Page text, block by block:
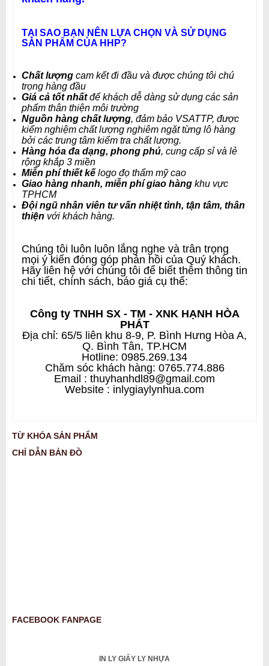
TẠI SAO BẠN NÊN LỰA CHỌN VÀ SỬ DỤNG
SẢN PHẨM CỦA HHP?
Chất lượng cam kết đi đầu và được chúng tôi chú
trọng hàng đầu
Giá cả tốt nhấtđể khách dễ dàng sử dụng các sản
phẩm thân thiện môi trường
Nguồn hàng chất lượng, đảm bảo VSATTP, được
kiểm nghiệm chất lượng nghiêm ngặt từng lô hàng
bởi các trung tâm kiểm tra chất lượng.
Hàng hóa đa dạng, phong phú, cung cấp sỉ và lẻ
rộng khắp 3 miền
Miễn phí thiết kế logo đọ thẩm mỹ cao
Giao hàng nhanh, miễn phí giao hàng khu vực
TPHCM
Đội ngũ nhân viên tư vấn nhiệt tình, tận tâm, thân
thiện với khách hàng.
Chúng tôi luôn luôn lắng nghe và trân trọng
mọi ý kiến đóng góp phản hồi của Quý khách.
Hãy liên hệ với chúng tôi để biết thêm thông tin
chi tiết, chính sách, báo giá cụ thể:
Công ty TNHH SX - TM - XNK HẠNH HÒA
PHÁT
Địa chỉ: 65/5 liên khu 8-9, P. Bình Hưng Hòa A,
Q. Bình Tân, TP.HCM
Hotline: 0985.269.134
Chăm sóc khách hàng: 0765.774.886
Email : thuyhanhdl89@gmail.com
Website : inlygiaylynhua.com
TỪ KHÓA SẢN PHẨM
CHỈ DẪN BẢN ĐỒ
FACEBOOK FANPAGE
IN LY GIẤY LY NHỰA